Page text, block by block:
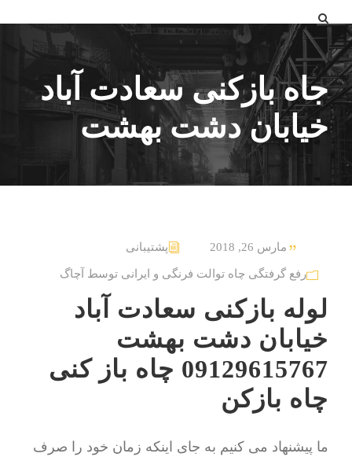
جاه بازکنی سعادت آباد
خیابان دشت بهشت
مارس 26, 2018 پشتیبانی
رفع گرفتگی چاه توالت فرنگی و ایرانی توسط آچاگ
لوله بازکنی سعادت آباد
خیابان دشت بهشت
09129615767 چاه باز کنی
چاه بازکن
ما پیشنهاد می کنیم به جای اینکه زمان خود را صرف